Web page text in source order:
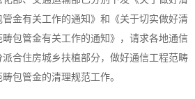
金有关工作的通知》和《关于切实做好清
包管金有关工作的通知》，请求各地通信
合住房城乡扶植部分，做好通信工程范畴
包管金的清理规范工作。